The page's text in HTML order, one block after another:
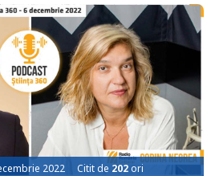
2022 Citit de 202 ori